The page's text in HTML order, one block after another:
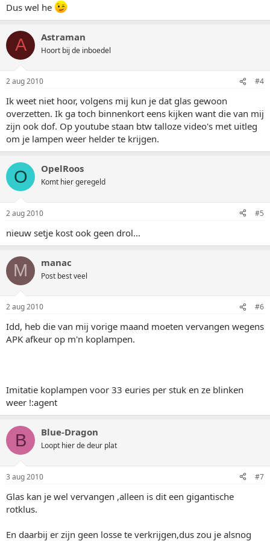
Dus wel he
A Astraman
Hoort bij de inboedel
2 aug 2010 #4
Ik weet niet hoor, volgens mij kun je dat glas gewoon
overzetten. Ik ga toch binnenkort eens kijken want die van mij
zijn ook dof. Op youtube staan btw talloze video's met uitleg
om je lampen weer helder te krijgen.
O OpelRoos
Komt hier geregeld
2 aug 2010 #5
nieuw setje kost ook geen drol...
M manac
Post best veel
2 aug 2010 #6
Idd, heb die van mij vorige maand moeten vervangen wegens
APK afkeur op m'n koplampen.
Imitatie koplampen voor 33 euries per stuk en ze blinken
weer !:agent
B Blue-Dragon
Loopt hier de deur plat
3 aug 2010 #7
Glas kan je wel vervangen ,alleen is dit een gigantische
rotklus.
En daarbij er zijn geen losse te verkrijgen,dus zou je alsnog